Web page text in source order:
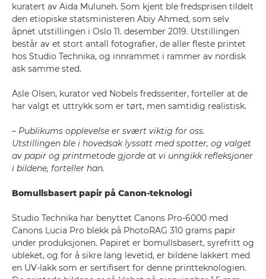
kuratert av Aida Muluneh. Som kjent ble fredsprisen tildelt
den etiopiske statsministeren Abiy Ahmed, som selv
åpnet utstillingen i Oslo 11. desember 2019. Utstillingen
består av et stort antall fotografier, de aller fleste printet
hos Studio Technika, og innrammet i rammer av nordisk
ask samme sted.
Asle Olsen, kurator ved Nobels fredssenter, forteller at de
har valgt et uttrykk som er tørt, men samtidig realistisk.
– Publikums opplevelse er svært viktig for oss.
Utstillingen ble i hovedsak lyssatt med spotter, og valget
av papir og printmetode gjorde at vi unngikk refleksjoner
i bildene, forteller han.
Bomullsbasert papir på Canon-teknologi
Studio Technika har benyttet Canons Pro-6000 med
Canons Lucia Pro blekk på PhotoRAG 310 grams papir
under produksjonen. Papiret er bomullsbasert, syrefritt og
ubleket, og for å sikre lang levetid, er bildene lakkert med
en UV-lakk som er sertifisert for denne printteknologien.